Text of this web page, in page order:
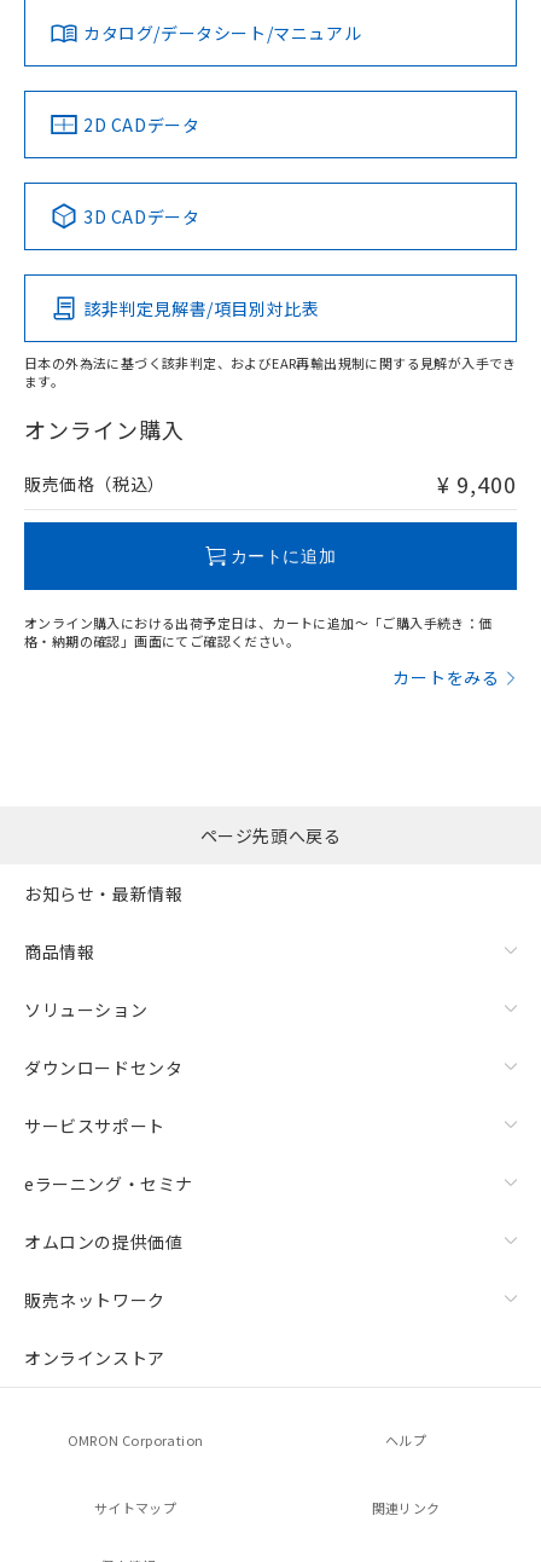
タイムチャート
みください。
ソフトウェアの使用条件
対応済み
中国 RoHS 注意事項・凡例
Pb Hg Cd Cr(VI)
O
在庫等で未対応品が混在する可能性があります。
問い合わせください。
LR型式承認
（イギリス
船舶規格）
DNV型式承認
（ノルウェー
BV型式承認
（フランス
KR型式
（韓国
No No No No
この製品の規格認証/適合状況ページへ
その他の認証はこちらのページからご検索ください
カタログ/データシート/マニュアル
2D CADデータ
3D CADデータ
該非判定見解書/項目別対比表
日本の外為法に基づく該非判定、およびEAR再輸出規制に関する見解が入手でき
ます。
オンライン購入
販売価格（税込） ¥ 9,400
カートに追加
オンライン購入における出荷予定日は、カートに追加～「ご購入手続き：価
格・納期の確認」画面にてご確認ください。
カートをみる
ページ先頭へ戻る
お知らせ・最新情報
商品情報
ソリューション
ダウンロードセンタ
サービスサポート
eラーニング・セミナ
オムロンの提供価値
販売ネットワーク
オンラインストア
OMRON Corporation ヘルプ
サイトマップ 関連リンク